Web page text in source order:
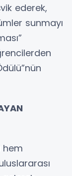
ederek,
sunmayı
hem